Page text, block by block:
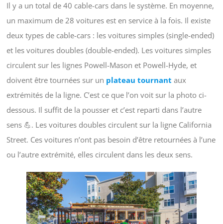
Il y a un total de 40 cable-cars dans le système. En moyenne,
un maximum de 28 voitures est en service à la fois. Il existe
deux types de cable-cars : les voitures simples (single-ended)
et les voitures doubles (double-ended). Les voitures simples
circulent sur les lignes Powell-Mason et Powell-Hyde, et
doivent être tournées sur un plateau tournant aux
extrémités de la ligne. C’est ce que l’on voit sur la photo ci-
dessous. Il suffit de la pousser et c’est reparti dans l’autre
sens 💪. Les voitures doubles circulent sur la ligne California
Street. Ces voitures n’ont pas besoin d’être retournées à l’une
ou l’autre extrémité, elles circulent dans les deux sens.